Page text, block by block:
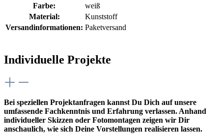
Farbe:
weiß
Material:
Kunststoff
Versandinformationen: Paketversand
Individuelle Projekte
Bei speziellen Projektanfragen kannst Du Dich auf unsere
umfassende Fachkenntnis und Erfahrung verlassen. Anhand
individueller Skizzen oder Fotomontagen zeigen wir Dir
anschaulich, wie sich Deine Vorstellungen realisieren lassen.